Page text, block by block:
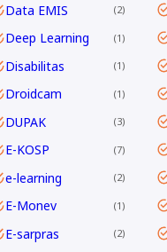
Data EMIS 2
Deep Learning 1
Disabilitas 1
Droidcam 1
DUPAK 3
E-KOSP 7
e-learning 2
E-Monev 1
E-sarpras 2